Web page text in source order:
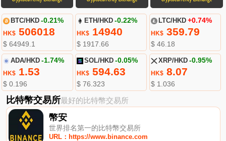
BTC/HKD -0.21%
HK$506018
$ 64949.1
ETH/HKD -0.22%
HK$ 14940
$ 1917.66
LTC/HKD +0.74%
HK$359.79
$ 46.18
ADA/HKD -1.74%
HK$1.53
$ 0.196
SOL/HKD -0.05%
HK$ 594.63
$ 76.323
XRP/HKD -0.95%
HK$8.07
$ 1.036
比特幣交易所最好的比特幣交易所
幣安
世界排名第一的比特幣交易所
URL：https://www.binance.com